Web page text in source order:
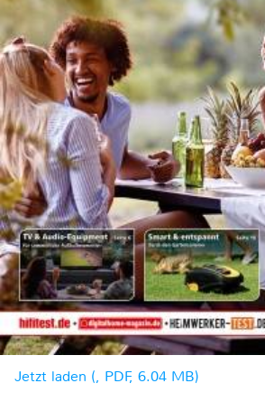
Jetzt laden (, PDF, 6.04 MB)